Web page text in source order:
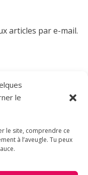
le
le site, comprendre ce
à l’aveugle. Tu peux
articles par e-mail.
by Royal-Flush